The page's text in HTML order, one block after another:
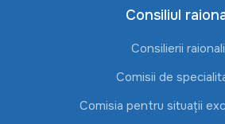
Consiliul
Consilierii raionali
Comisii de
Comisia pentru situații